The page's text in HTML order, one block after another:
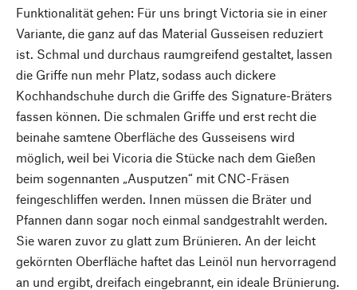
Funktionalität gehen: Für uns bringt Victoria sie in einer
Variante, die ganz auf das Material Gusseisen reduziert
ist. Schmal und durchaus raumgreifend gestaltet, lassen
die Griffe nun mehr Platz, sodass auch dickere
Kochhandschuhe durch die Griffe des Signature-Bräters
fassen können. Die schmalen Griffe und erst recht die
beinahe samtene Oberfläche des Gusseisens wird
möglich, weil bei Vicoria die Stücke nach dem Gießen
beim sogennanten „Ausputzen“ mit CNC-Fräsen
feingeschliffen werden. Innen müssen die Bräter und
Pfannen dann sogar noch einmal sandgestrahlt werden.
Sie waren zuvor zu glatt zum Brünieren. An der leicht
gekörnten Oberfläche haftet das Leinöl nun hervorragend
an und ergibt, dreifach eingebrannt, ein ideale Brünierung.